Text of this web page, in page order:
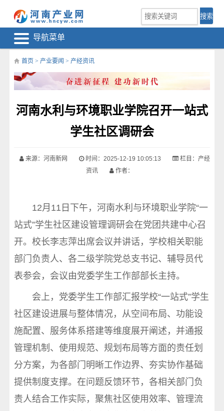
导航菜单
首页 > 产业要闻 > 产经资讯
河南水利与环境职业学院召开一站式
学生社区调研会
来源：河南新网 时间：2025-12-19 10:05:13 栏目：
产经
资讯
作者：
12月11日下午，河南水利与环境职业学院“一
站式”学生社区建设管理调研会在党团共建中心召
开。校长李志萍出席会议并讲话，学校相关职能
部门负责人、各二级学院党总支书记、辅导员代
表参会，会议由党委学生工作部部长主持。
会上，党委学生工作部汇报学校“一站式”学生
社区建设进展与整体情况，从空间布局、功能设
施配置、服务体系搭建等维度展开阐述，并通报
管理机制、使用规范、规划布局等方面的责任划
分方案，为各部门明晰工作边界、夯实协作基础
提供制度支撑。在问题反馈环节，各相关部门负
责人结合工作实际，聚焦社区使用效率、管理流